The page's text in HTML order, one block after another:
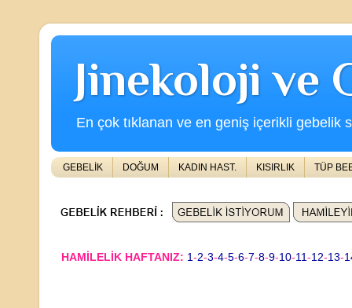
Jinekoloji ve
En çok tıklanan ve en geniş içerikli gebelik
GEBELİK DOĞUM KADIN HAST. KISIRLIK TÜP
HAMİLELİK HAFTANIZ: 1-2-3-4-5-6-7-8-9-10-11-12-13-